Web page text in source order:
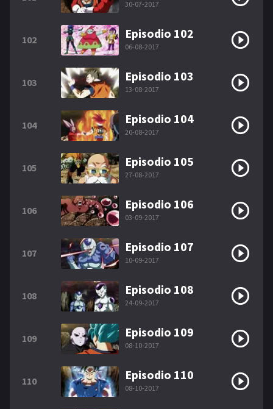
30-07-2017
102 Episodio 102
06-08-2017
103 Episodio 103
13-08-2017
104 Episodio 104
20-08-2017
105 Episodio 105
27-08-2017
106 Episodio 106
03-09-2017
107 Episodio 107
10-09-2017
108 Episodio 108
24-09-2017
109 Episodio 109
08-10-2017
110 Episodio 110
08-10-2017